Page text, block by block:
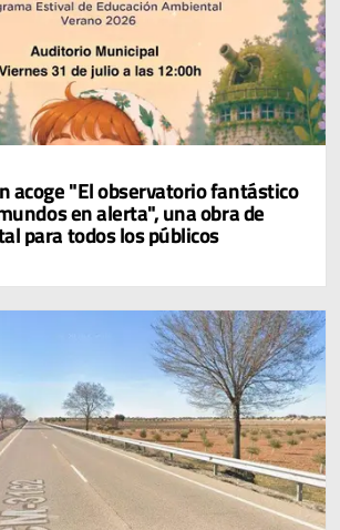
acoge "El observatorio fantástico
en alerta", una obra de
para todos los públicos